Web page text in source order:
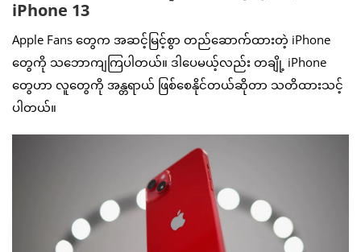
iPhone 13
Apple Fans တွေက အဆင့်မြင့်စွာ တည်ဆောက်ထားတဲ့ iPhone
တွေကို သဘောကျကြပါတယ်။ ဒါပေမယ့်လည်း တချို့ iPhone
တွေဟာ လူတွေကို အန္တရာယ် ဖြစ်စေနိုင်တယ်ဆိုတာ သတိထားသင့်
ပါတယ်။